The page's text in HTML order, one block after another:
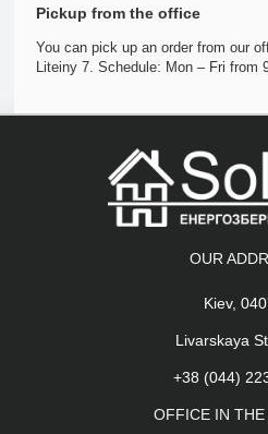
Pickup from the office
You can pick up an order from our
Liteiny 7. Schedule: Mon – Fri from
OUR
Kiev,
Livarskaya
+38 (044)
OFFICE IN THE